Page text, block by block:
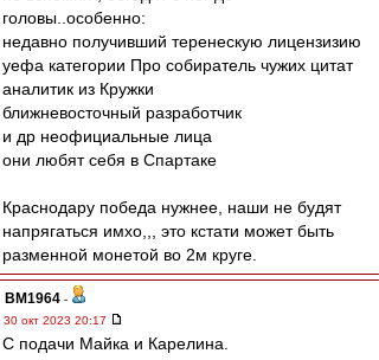
головы..особенно:
недавно получивший теренескую лицензизию
уефа категории Про собиратель чужих цитат
аналитик из Кружки
ближневосточный разработчик
и др неофициальные лица
они любят себя в Спартаке
Краснодару победа нужнее, наши не будят
напрягаться имхо,,, это кстати может быть
разменной монетой во 2м круге.
BM1964 -
30 окт 2023 20:17
С подачи Майка и Карелина.